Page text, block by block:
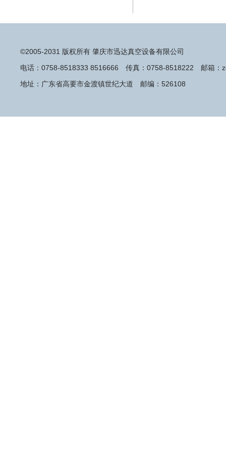
©2005-2031 版权所有 肇庆市迅达真空设备有限公司
电话：0758-8518333 8516666 传真：0758-8518222 邮箱：
地址：广东省高要市金渡镇世纪大道 邮编：526108